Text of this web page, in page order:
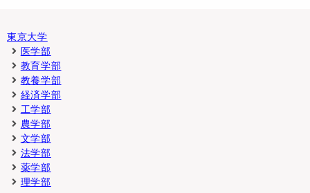
東京大学
医学部
教育学部
教養学部
経済学部
工学部
農学部
文学部
法学部
薬学部
理学部